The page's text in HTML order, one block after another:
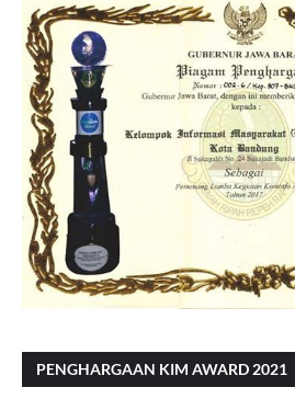
PENGHARGAAN KIM AWARD 2021